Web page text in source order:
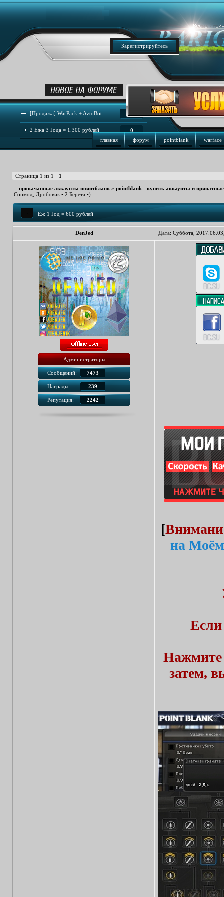
Зарегистрируйтесь
44
[Продажа] WarPack + AvtoBot...
0
2 Ежа 3 Года = 1.300 рублей
главная
форум pointblank warface
Страница 1 из 1 1
прокачанные аккаунты поинтбланк » pointblank - купить аккаунты и
Сопмод, Дробовик • 2 Берета •)
Ёж 1 Год = 600 рублей
DenJed Дата: Суббота,
Администраторы
Сообщений: 7473
Награды: 239
Репутация: 2242
[
на
Если
Нажмите
затем,